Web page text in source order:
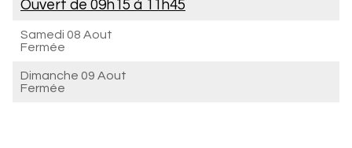
Ouvert de 09h15 à 11h45
Samedi 08 Aout
Fermée
Dimanche 09 Aout
Fermée